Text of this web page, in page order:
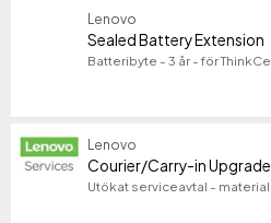
Lenovo
Sealed Battery Extension
Lenovo
Courier/Carry-in Upgrade